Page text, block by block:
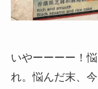
いやーーーー！
れ。悩んだ末、